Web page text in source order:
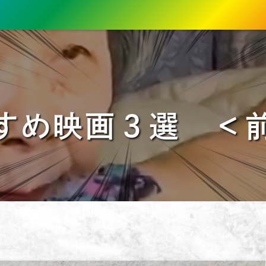
め映画３選 ＜